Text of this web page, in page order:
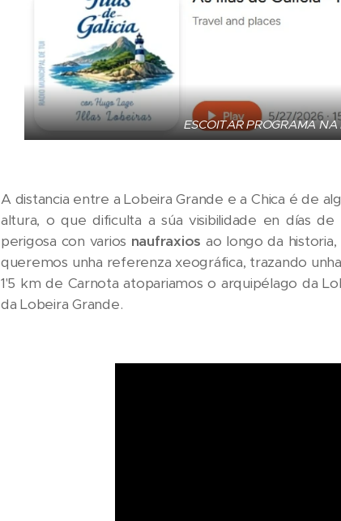
ESCOITAR PROGRAMA
A distancia entre a Lobeira Grande e a Chica é de
altura, o que dificulta a súa visibilidade en días
perigosa con varios naufraxios ao longo da
queremos unha referenza xeográfica, trazando
1'5 km de Carnota atopariamos o arquipélago da
da Lobeira Grande.